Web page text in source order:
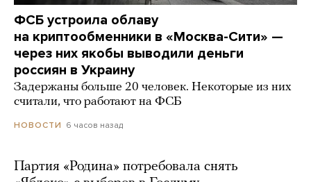
ФСБ устроила облаву
на криптообменники в «Москва-Сити» —
через них якобы выводили деньги
россиян в Украину
Задержаны больше 20 человек. Некоторые из них
считали, что работают на ФСБ
НОВОСТИ 6 часов назад
Партия «Родина» потребовала снять